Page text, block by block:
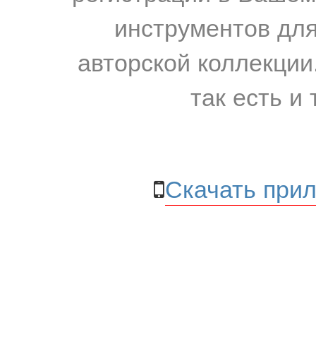
инструментов
авторской
так есть и
Скачать